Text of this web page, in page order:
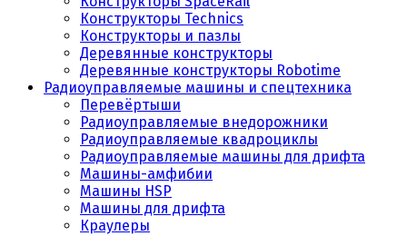
Конструкторы Technics
Конструкторы и пазлы
Деревянные конструкторы
Деревянные конструкторы Robotime
Радиоуправляемые машины и спецтехника
Перевёртыши
Радиоуправляемые внедорожники
Радиоуправляемые квадроциклы
Радиоуправляемые машины для дрифта
Машины-амфибии
Машины HSP
Машины для дрифта
Краулеры